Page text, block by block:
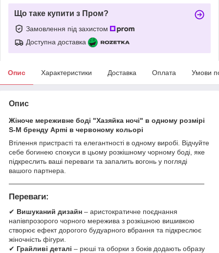
Що таке купити з Пром?
Замовлення під захистом
Доступна доставка
Опис Характеристики Доставка Оплата Умови
Опис
Жіноче мереживне боді "Хазяйка ночі" в одному розмірі
S-M бренду Apmi в червоному кольорі
Втілення пристрасті та елегантності в одному виробі. Відчуйте
себе богинею спокуси в цьому розкішному чорному боді, яке
підкреслить ваші переваги та запалить вогонь у погляді
вашого партнера.
────────────────────────────────────────
Переваги:
✔ Вишуканий дизайн – аристократичне поєднання
напівпрозорого чорного мережива з розкішною вишивкою
створює ефект дорогого будуарного вбрання та підкреслює
жіночність фігури.
✔ Грайливі деталі – рюші та оборки з боків додають образу